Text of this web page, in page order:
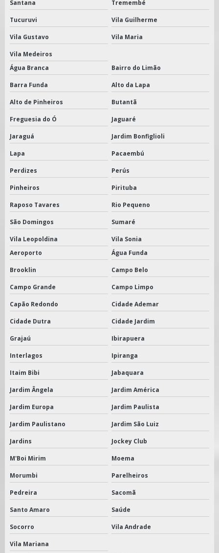
Santana Tremembé
Tucuruvi Vila Guilherme
Vila Gustavo Vila Maria
Vila Medeiros
Água Branca
Bairro do Limão
Barra Funda Alto da Lapa
Alto de Pinheiros Butantã
Freguesia do Ó Jaguaré
Jaraguá Jardim Bonfiglioli
Lapa Pacaembú
Perdizes Perús
Pinheiros Pirituba
Raposo Tavares Rio Pequeno
São Domingos Sumaré
Vila Leopoldina
Vila Sonia
Aeroporto
Água Funda
Brooklin Campo Belo
Campo Grande Campo Limpo
Capão Redondo Cidade Ademar
Cidade Dutra Cidade Jardim
Grajaú Ibirapuera
Interlagos Ipiranga
Itaim Bibi Jabaquara
Jardim Ângela Jardim América
Jardim Europa Jardim Paulista
Jardim Paulistano Jardim São Luiz
Jardins Jockey Club
M'Boi Mirim Moema
Morumbi Parelheiros
Pedreira Sacomã
Santo Amaro Saúde
Socorro Vila Andrade
Vila Mariana